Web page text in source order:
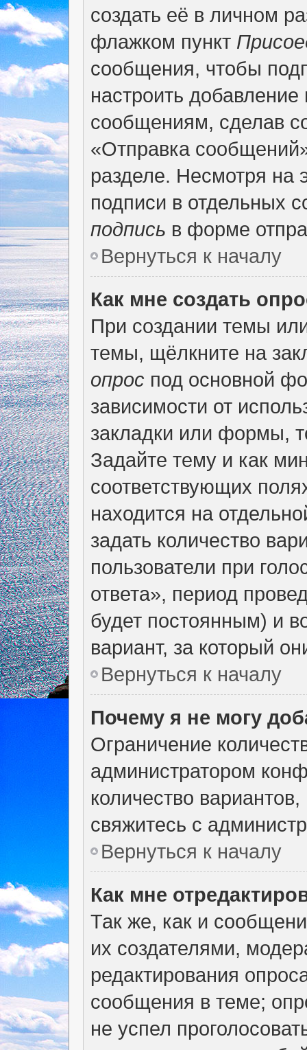
создать её в личном
флажком пункт
сообщения, чтобы
настроить
сообщениям, сделав
«Отправка
разделе. Несмотря на
подписи в отдельных
подпись в форме
Вернуться к началу
Как мне создать
При создании темы
темы, щёлкните на
опрос под основной
зависимости от
закладки или формы,
Задайте тему и как
соответствующих
находится на
задать количество
пользователи при
ответа», период
будет постоянным) и
вариант, за который
Вернуться к началу
Почему я не могу
Ограничение
администратором
количество
свяжитесь с
Вернуться к началу
Как мне
Так же, как и
их создателями,
редактирования
сообщения в теме;
не успел